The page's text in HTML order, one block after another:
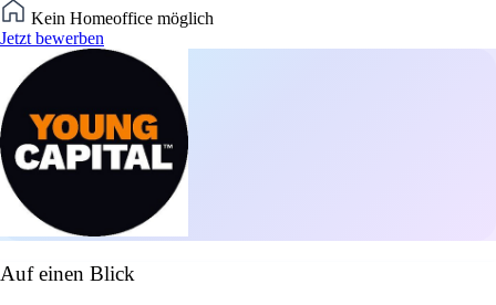
Kein Homeoffice möglich
Jetzt bewerben
Auf einen Blick